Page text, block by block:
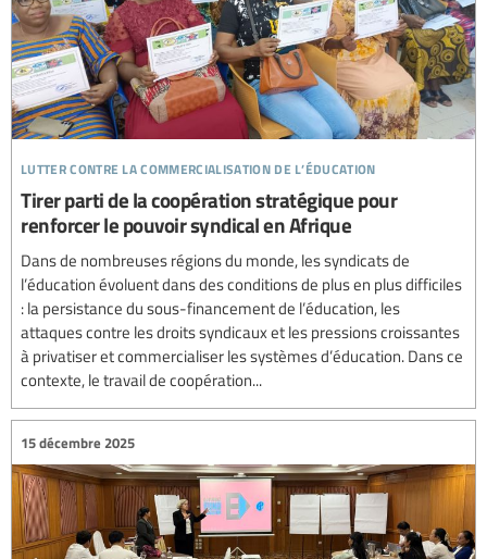
lutter contre la commercialisation de l’éducation
Tirer parti de la coopération stratégique pour
renforcer le pouvoir syndical en Afrique
Dans de nombreuses régions du monde, les syndicats de
l’éducation évoluent dans des conditions de plus en plus difficiles
: la persistance du sous-financement de l’éducation, les
attaques contre les droits syndicaux et les pressions croissantes
à privatiser et commercialiser les systèmes d’éducation. Dans ce
contexte, le travail de coopération...
15 décembre 2025